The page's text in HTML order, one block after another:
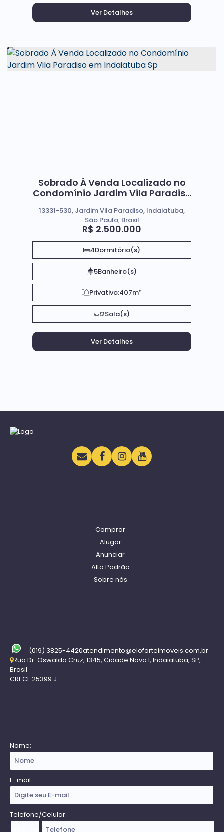
Sobrado Á Venda Localizado no
Condomínio Jardim Vila Paradiso
R$ 2.500.000
13331-530, Jardim Vila Paradiso, Indaiatuba,
São Paulo, Brasil
4Dormitório(s)
5Banheiro(s)
Privativo:407m²
2Sala(s)
Comprar
Alugar
Anunciar
Alto Padrão
Sobre nós
(019) 3825-4420atendimento@eloforteimoveis.com.br
Rua Dr. Oswaldo Cruz, 1345, Cidade Nova I, Indaiatuba, SP,
Brasil
CRECI: 25399 J
Nome:
E-mail:
Telefone/Celular: